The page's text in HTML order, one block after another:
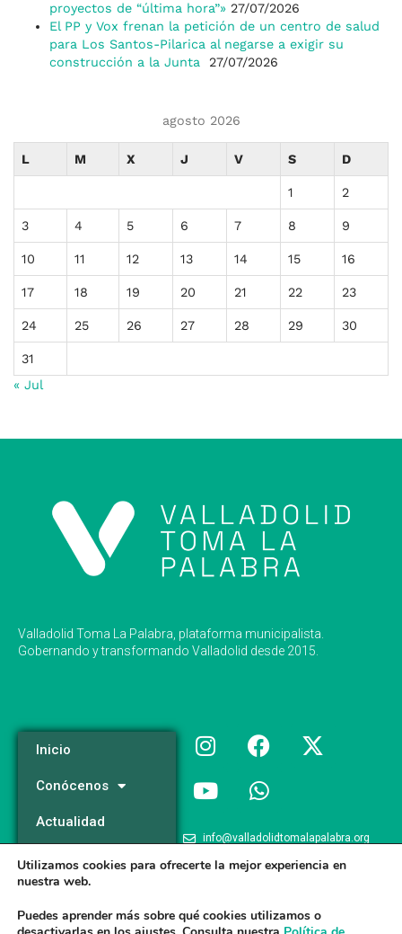
proyectos de “última hora”» 27/07/2026
El PP y Vox frenan la petición de un centro de salud
para Los Santos-Pilarica al negarse a exigir su
construcción a la Junta
27/07/2026
agosto 2026
L M X J V S D
1 2
3 4 5 6 7 8 9
10 11 12 13 14 15 16
17 18 19 20 21 22 23
24 25 26 27 28 29 30
31
« Jul
Valladolid Toma La Palabra, plataforma municipalista.
Gobernando y transformando Valladolid desde 2015.
Inicio
Conócenos
Actualidad
Programa
info@valladolidtomalapalabra.org
+34 983 426 124
Utilizamos cookies para ofrecerte la mejor experiencia en
nuestra web.
Puedes aprender más sobre qué cookies utilizamos o